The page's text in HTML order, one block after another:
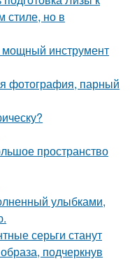
стиле, но в
мощный инструмент
фотография, парный
пространство
улыбками,
серьги станут
подчеркнув